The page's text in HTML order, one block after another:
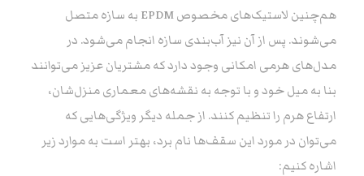
هم‌چنین لاستیک‌های مخصوص EPDM به سازه متصل
می‌شوند. پس از آن نیز آب‌بندی سازه انجام می‌شود. در
مدل‌های هرمی امکانی وجود دارد که مشتریان عزیز می‌توانند
بنا به میل خود و با توجه به نقشه‌های معماری منزل‌شان،
ارتفاع هرم را تنظیم کنند. از جمله دیگر ویژگی‌هایی که
می‌توان در مورد این سقف‌ها نام برد، بهتر است به موارد زیر
اشاره کنیم: